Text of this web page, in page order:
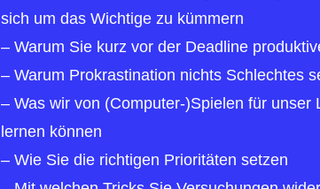
sich um das Wichtige zu kümmern
– Warum Sie kurz vor der Deadline
– Warum Prokrastination nichts Schlechtes
– Was wir von (Computer-)Spielen für unser
lernen können
– Wie Sie die richtigen Prioritäten setzen